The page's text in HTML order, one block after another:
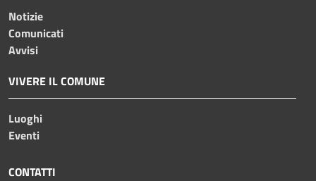
Notizie
Comunicati
Avvisi
VIVERE IL COMUNE
Luoghi
Eventi
CONTATTI